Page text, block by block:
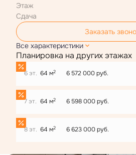
Этаж
Сдача
Заказать
Все характеристики
Планировка на других этажах
6 эт. 64 м2 6 572 000 руб.
7 эт. 64 м2 6 598 000 руб.
8 эт. 64 м2 6 623 000 руб.